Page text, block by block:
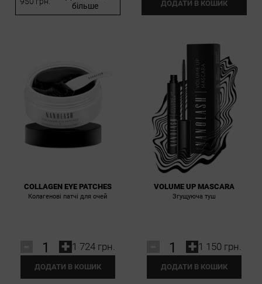
більше
ДОДАТИ В КОШИК
COLLAGEN EYE PATCHES
Колагенові патчі для очей
1 724 грн.
+
ДОДАТИ В КОШИК
VOLUME UP MASCARA
Згущуюча туш
1 150 грн.
+
ДОДАТИ В КОШИК